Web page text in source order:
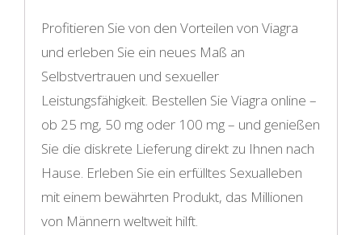
Profitieren Sie von den Vorteilen von Viagra
und erleben Sie ein neues Maß an
Selbstvertrauen und sexueller
Leistungsfähigkeit. Bestellen Sie Viagra online –
ob 25 mg, 50 mg oder 100 mg – und genießen
Sie die diskrete Lieferung direkt zu Ihnen nach
Hause. Erleben Sie ein erfülltes Sexualleben
mit einem bewährten Produkt, das Millionen
von Männern weltweit hilft.